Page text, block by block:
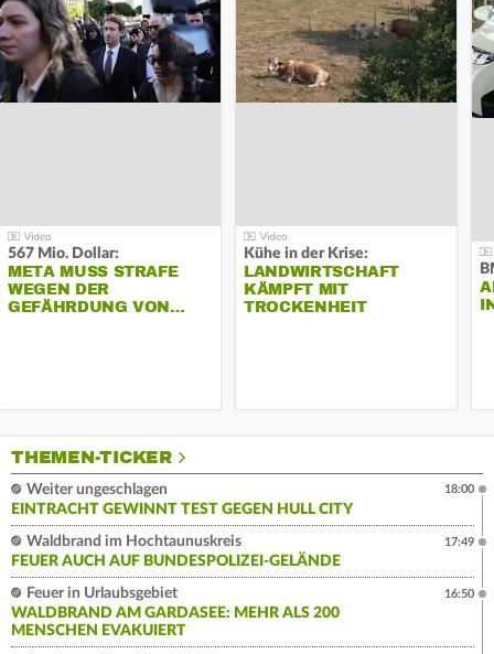
567 Mio. Dollar:
META MUSS STRAFE
WEGEN DER
GEFÄHRDUNG VON…
Kühe in der Krise:
LANDWIRTSCHAFT
KÄMPFT MIT
TROCKENHEIT
THEMEN-TICKER
Weiter ungeschlagen
EINTRACHT GEWINNT TEST GEGEN HULL CITY
18:00
Waldbrand im Hochtaunuskreis
FEUER AUCH AUF BUNDESPOLIZEI-GELÄNDE
17:49
Feuer in Urlaubsgebiet
WALDBRAND AM GARDASEE: MEHR ALS 200
MENSCHEN EVAKUIERT
16:50